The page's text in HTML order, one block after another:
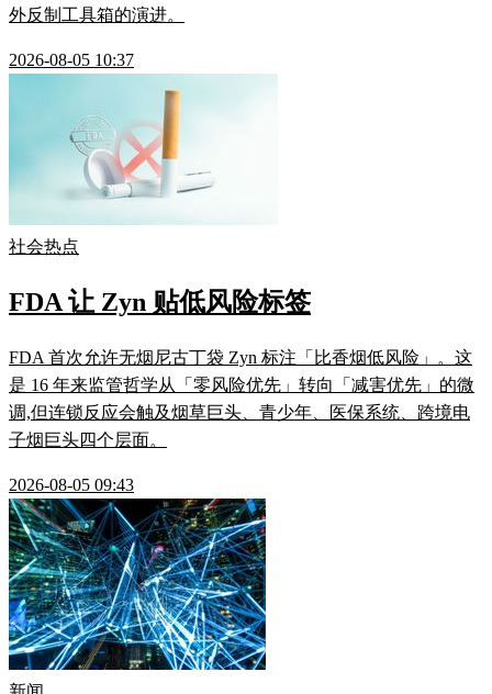
外反制工具箱的演进。
2026-08-05 10:37
社会热点
FDA 让 Zyn 贴低风险标签
FDA 首次允许无烟尼古丁袋 Zyn 标注「比香烟低风险」。这
是 16 年来监管哲学从「零风险优先」转向「减害优先」的微
调,但连锁反应会触及烟草巨头、青少年、医保系统、跨境电
子烟巨头四个层面。
2026-08-05 09:43